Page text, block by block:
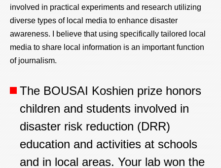
involved in practical experiments and research utilizing
diverse types of local media to enhance disaster
awareness. I believe that using specifically tailored local
media to share local information is an important function
of journalism.
The BOUSAI Koshien prize honors
children and students involved in
disaster risk reduction (DRR)
education and activities at schools
and in local areas. Your lab won the